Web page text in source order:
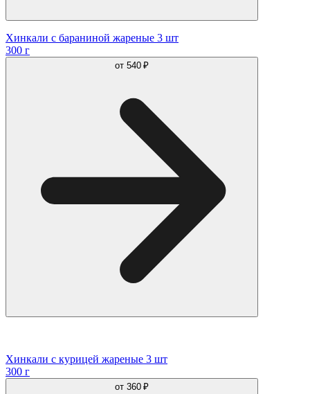
Хинкали с бараниной жареные 3 шт
300 г
от 540 ₽
Хинкали с курицей жареные 3 шт
300 г
от 360 ₽